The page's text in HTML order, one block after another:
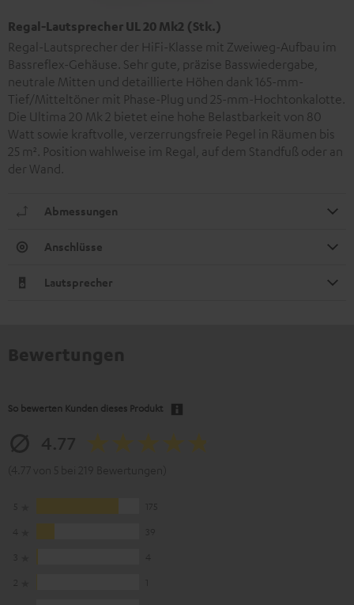
Regal-Lautsprecher UL 20 Mk2 (Stk.)
Regal-Lautsprecher der HiFi-Klasse mit Zweiweg-Aufbau im
Bassreflex-Gehäuse. Sehr gute, präzise Basswiedergabe,
neutrale Mitten und detaillierte Höhen dank 165-mm-
Tief/Mitteltöner mit Phase-Plug und 25-mm-Hochtonkalotte.
Die Ultima 20 Mk 2 bietet eine hohe Belastbarkeit von 80
Watt sowie kraftvolle, verzerrungsfreie Pegel in Räumen bis
25 m². Position wahlweise im Regal, auf dem Standfuß oder an
der Wand.
Abmessungen
Anschlüsse
Lautsprecher
So bewerten Kunden dieses Produkt